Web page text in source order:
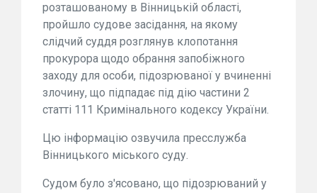
розташованому в Вінницькій області,
пройшло судове засідання, на якому
слідчий суддя розглянув клопотання
прокурора щодо обрання запобіжного
заходу для особи, підозрюваної у вчиненні
злочину, що підпадає під дію частини 2
статті 111 Кримінального кодексу України.
Цю інформацію озвучила пресслужба
Вінницького міського суду.
Судом було з'ясовано, що підозрюваний у